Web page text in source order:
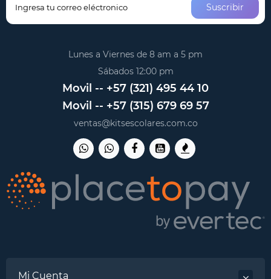
Suscribir
Lunes a Viernes de 8 am a 5 pm
Sábados 12:00 pm
Movil -- +57 (321) 495 44 10
Movil -- +57 (315) 679 69 57
ventas@kitsescolares.com.co
Mi Cuenta